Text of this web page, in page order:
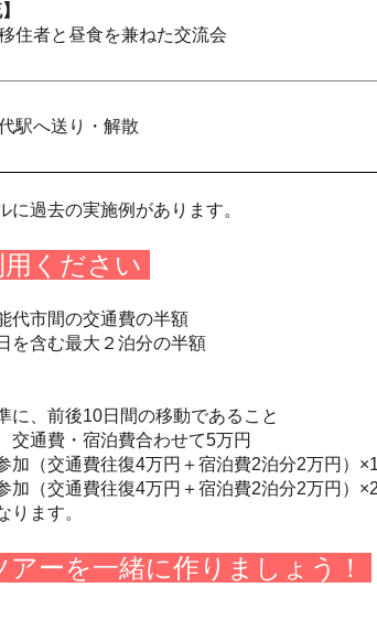
住者と昼食を兼ねた交流会
駅へ送り・解散
に過去の実施例があります。
ください
代市間の交通費の半額
を含む最大２泊分の半額
に、前後10日間の移動であること
交通費・宿泊費合わせて5万円
（交通費往復4万円＋宿泊費2泊分2万円）
（交通費往復4万円＋宿泊費2泊分2万円）
ります。
ーを一緒に作りましょう！